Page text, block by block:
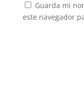
Guarda mi
este navegador